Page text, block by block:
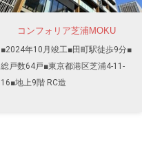
コンフォリア芝浦MOKU
■2024年10月竣工■田町駅徒歩9分■
総戸数64戸■東京都港区芝浦4-11-
16■地上9階 RC造